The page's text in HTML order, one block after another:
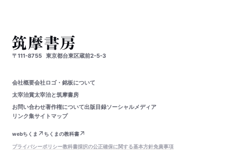
〒111-8755 東京都台東区蔵前2-5-3
会社概要会社ロゴ・銘板について
太宰治賞太宰治と筑摩書房
お問い合わせ著作権について出版目録ソーシャルメディア
リンク集サイトマップ
webちくま
ちくまの教科書
プライバシーポリシー教科書採択の公正確保に関する基本方針免責事項